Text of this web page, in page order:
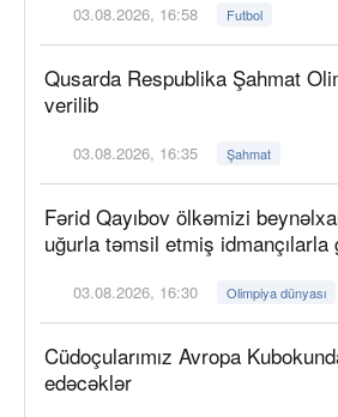
03.08.2026, 16:58 Futbol
Qusarda Respublika Şahmat
verilib
03.08.2026, 16:35 Şahmat
Fərid Qayıbov ölkəmizi
uğurla təmsil etmiş idmançılarla
03.08.2026, 16:30 Olimpiya dünyası
Cüdoçularımız Avropa
edəcəklər